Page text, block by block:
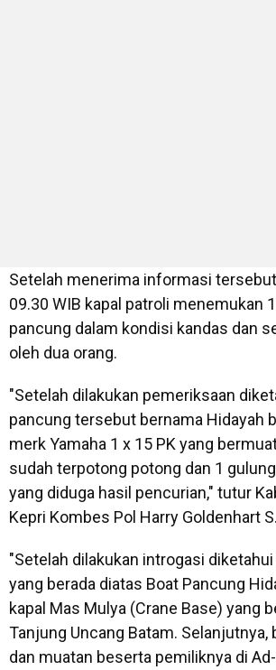
Setelah menerima informasi tersebut
09.30 WIB kapal patroli menemukan
pancung dalam kondisi kandas dan
oleh dua orang.
"Setelah dilakukan pemeriksaan
pancung tersebut bernama Hidayah
merk Yamaha 1 x 15 PK yang
sudah terpotong potong dan 1
yang diduga hasil pencurian," tutur
Kepri Kombes Pol Harry Goldenhart
"Setelah dilakukan introgasi
yang berada diatas Boat Pancung
kapal Mas Mulya (Crane Base) yang
Tanjung Uncang Batam. Selanjutnya,
dan muatan beserta pemiliknya di